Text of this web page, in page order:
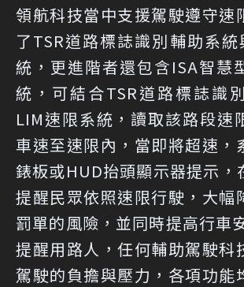
領航科技當中支援駕駛遵守速
了TSR道路標誌識別輔助系
統，更進階者還包含ISA智慧
統，可結合TSR道路標誌識
LIM速限系統，讀取該路段速
車速至速限內，當即將超速，
錶板或HUD抬頭顯示器提示，
提醒民眾依照速限行駛，大幅
罰單的風險，並同時提高行車
提醒用路人，任何輔助駕駛科
駕駛的負擔與壓力，各項功能